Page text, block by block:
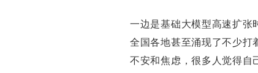
一边是基础大模型高速扩张
全国各地甚至涌现了不少打
不安和焦虑，很多人觉得自